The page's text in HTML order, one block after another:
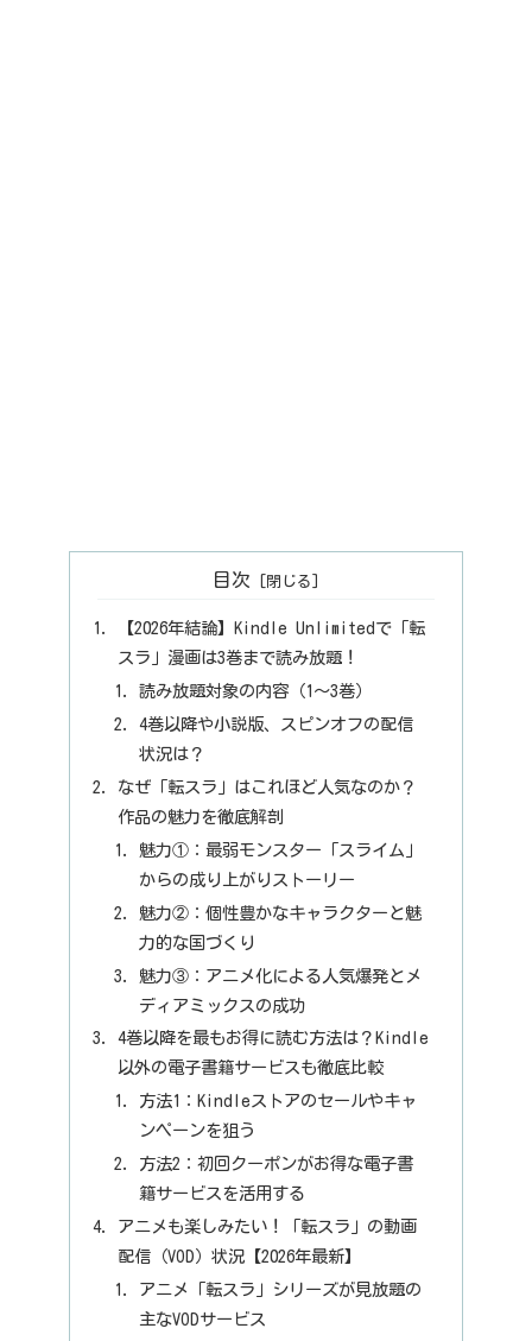
目次
【2026年結論】Kindle Unlimitedで「転
スラ」漫画は3巻まで読み放題！
読み放題対象の内容（1〜3巻）
4巻以降や小説版、スピンオフの配信
状況は？
なぜ「転スラ」はこれほど人気なのか？
作品の魅力を徹底解剖
魅力①：最弱モンスター「スライム」
からの成り上がりストーリー
魅力②：個性豊かなキャラクターと魅
力的な国づくり
魅力③：アニメ化による人気爆発とメ
ディアミックスの成功
4巻以降を最もお得に読む方法は？Kindle
以外の電子書籍サービスも徹底比較
方法1：Kindleストアのセールやキャ
ンペーンを狙う
方法2：初回クーポンがお得な電子書
籍サービスを活用する
アニメも楽しみたい！「転スラ」の動画
配信（VOD）状況【2026年最新】
アニメ「転スラ」シリーズが見放題の
主なVODサービス